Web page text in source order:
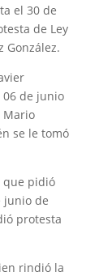
el 30 de
de Ley
González.
06 de junio
Mario
se le tomó
que pidió
junio de
protesta
rindió la